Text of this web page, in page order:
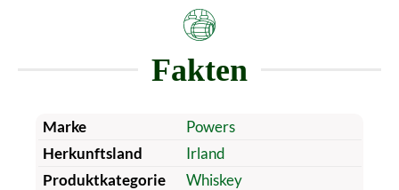
Fakten
Marke
Powers
Herkunftsland
Irland
Produktkategorie
Whiskey